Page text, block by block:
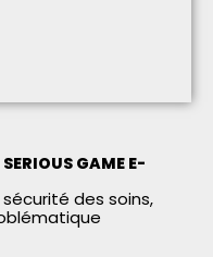
GAME E-
des soins,